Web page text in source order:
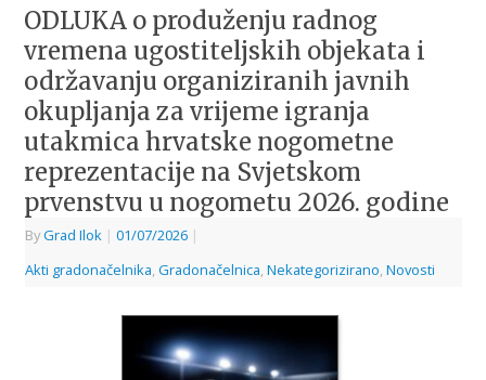
ODLUKA o produženju radnog
vremena ugostiteljskih objekata i
održavanju organiziranih javnih
okupljanja za vrijeme igranja
utakmica hrvatske nogometne
reprezentacije na Svjetskom
prvenstvu u nogometu 2026. godine
ByGrad Ilok | 01/07/2026 |
Akti gradonačelnika, Gradonačelnica, Nekategorizirano, Novosti